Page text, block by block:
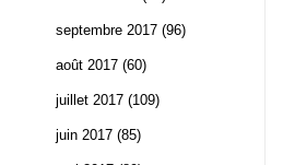
septembre 2017 (96)
août 2017 (60)
juillet 2017 (109)
juin 2017 (85)